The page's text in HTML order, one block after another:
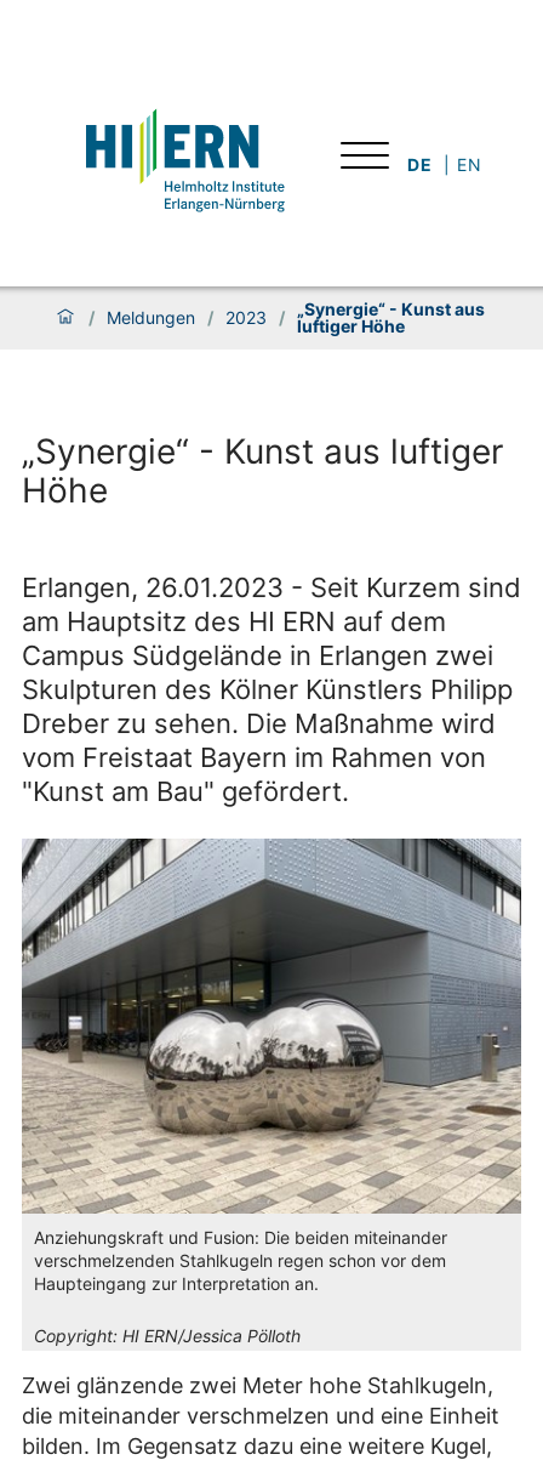
DE EN
/ Meldungen / 2023 /
„Synergie“ - Kunst aus
luftiger Höhe
„Synergie“ - Kunst aus luftiger
Höhe
Erlangen, 26.01.2023 - Seit Kurzem sind
am Hauptsitz des HI ERN auf dem
Campus Südgelände in Erlangen zwei
Skulpturen des Kölner Künstlers Philipp
Dreber zu sehen. Die Maßnahme wird
vom Freistaat Bayern im Rahmen von
"Kunst am Bau" gefördert.
Anziehungskraft und Fusion: Die beiden miteinander
verschmelzenden Stahlkugeln regen schon vor dem
Haupteingang zur Interpretation an.
Copyright: HI ERN/Jessica Pölloth
Zwei glänzende zwei Meter hohe Stahlkugeln,
die miteinander verschmelzen und eine Einheit
bilden. Im Gegensatz dazu eine weitere Kugel,